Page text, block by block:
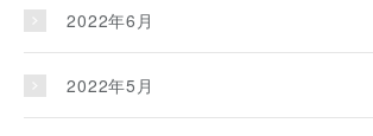
2022年6月
2022年5月